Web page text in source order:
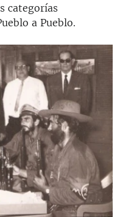
categorías
a Pueblo.